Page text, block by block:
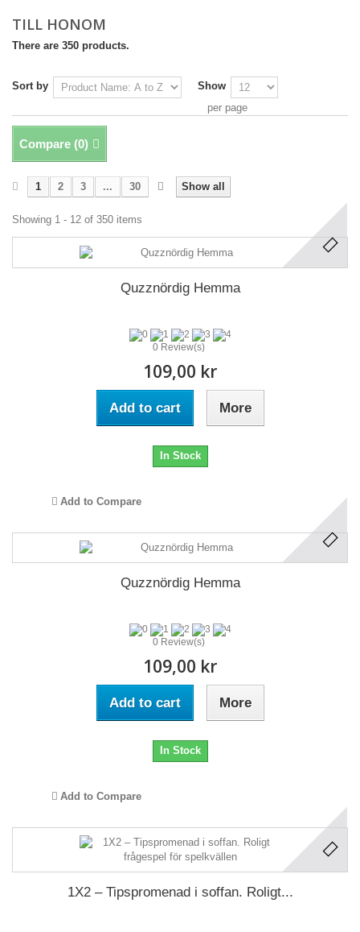
TILL HONOM
There are 350 products.
Sort by
Show
per page
Compare (0)
Show all
1 2 3 ... 30
Showing 1 - 12 of 350 items
Quzznördig Hemma
0 Review(s)
109,00 kr
Add to cart More
In Stock
Add to Compare
Quzznördig Hemma
0 Review(s)
109,00 kr
Add to cart More
In Stock
Add to Compare
1X2 – Tipspromenad i soffan. Roligt...